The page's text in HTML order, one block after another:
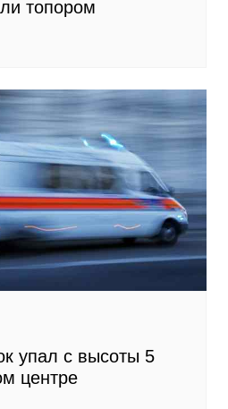
топором
упал с высоты 5
центре